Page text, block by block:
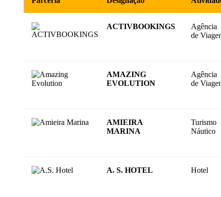
ACTIVBOOKINGS
Agência
de
AMAZING
EVOLUTION
Agência
de
AMIEIRA
MARINA
Turismo
Náutico
A. S. HOTEL Hotel